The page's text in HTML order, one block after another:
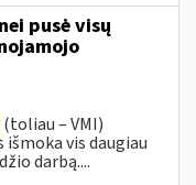
pusė visų
(toliau – VMI)
vis daugiau
darbą....